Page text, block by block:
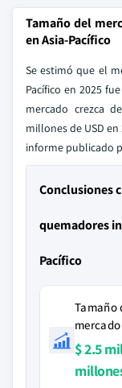
Tamaño del
en Asia-Pacífico
Se estimó que el
Pacífico en 2025
mercado crezca
millones de USD
informe publicado
Conclusiones
quemadores
Pacífico
Tamaño
mercado
$ 2.5